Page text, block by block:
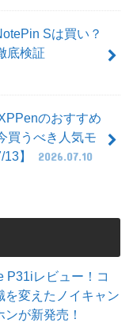
Sは買い？
底検証
のおすすめ
買うべき人気モ
】
2026.07.10
P31iレビュー！コ
を変えたノイキャン
が新発売！